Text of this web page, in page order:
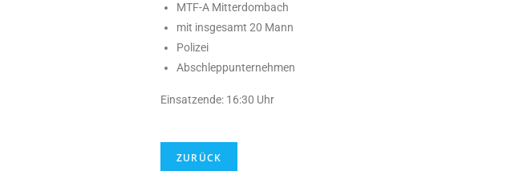
MTF-A Mitterdombach
mit insgesamt 20 Mann
Polizei
Abschleppunternehmen
Einsatzende: 16:30 Uhr